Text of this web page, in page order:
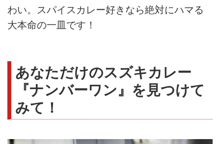
わい。スパイスカレー好きなら絶対にハマる
大本命の一皿です！
あなただけのスズキカレー
『ナンバーワン』を見つけて
みて！